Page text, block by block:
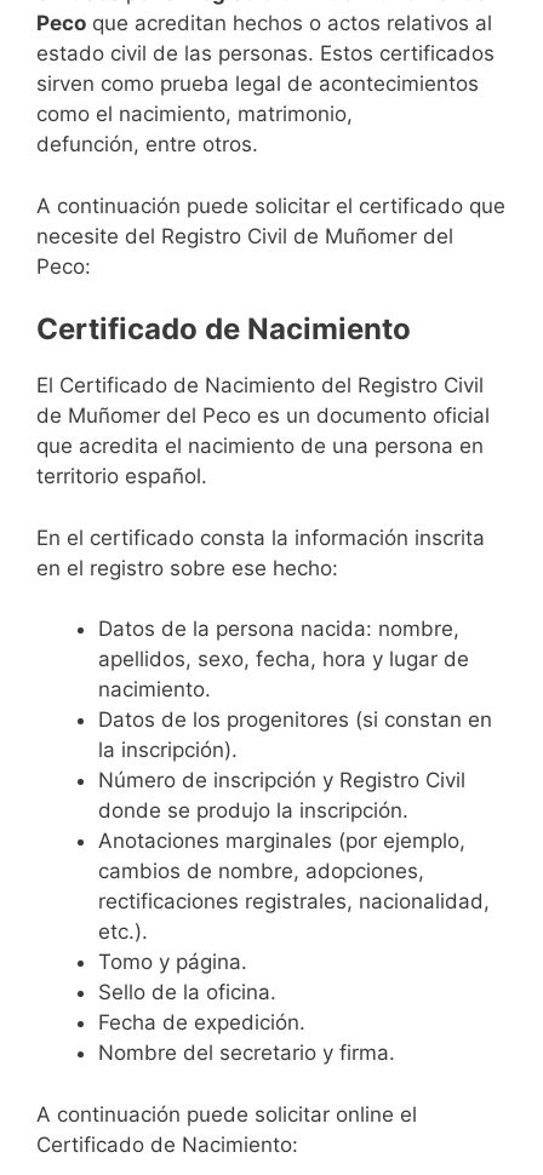
Peco que acreditan hechos o actos relativos al
estado civil de las personas. Estos certificados
sirven como prueba legal de acontecimientos
como el nacimiento, matrimonio,
defunción, entre otros.
A continuación puede solicitar el certificado que
necesite del Registro Civil de Muñomer del
Peco:
Certificado de Nacimiento
El Certificado de Nacimiento del Registro Civil
de Muñomer del Peco es un documento oficial
que acredita el nacimiento de una persona en
territorio español.
En el certificado consta la información inscrita
en el registro sobre ese hecho:
Datos de la persona nacida: nombre,
apellidos, sexo, fecha, hora y lugar de
nacimiento.
Datos de los progenitores (si constan en
la inscripción).
Número de inscripción y Registro Civil
donde se produjo la inscripción.
Anotaciones marginales (por ejemplo,
cambios de nombre, adopciones,
rectificaciones registrales, nacionalidad,
etc.).
Tomo y página.
Sello de la oficina.
Fecha de expedición.
Nombre del secretario y firma.
A continuación puede solicitar online el
Certificado de Nacimiento: